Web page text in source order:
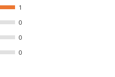
1
0
0
0